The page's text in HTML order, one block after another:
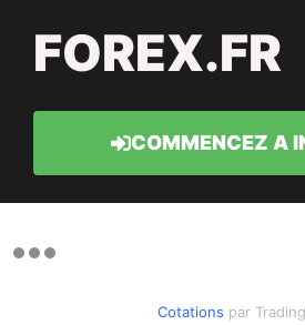
FOREX.FR
COMMENCEZ A
Cotations par